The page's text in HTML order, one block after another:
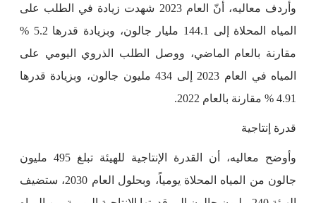
وأردف معاليه، أنّ العام 2023 شهدت زيادة في الطلب على
المياه المحلاة إلى 144.1 مليار جالون، وبزيادة قدرها 5.2 %
مقارنة بالعام الماضي، ووصل الطلب الذروي اليومي على
المياه في العام 2023 إلى 434 مليون جالون، وبزيادة قدرها
4.91 % مقارنة بالعام 2022.
قدرة إنتاجية
وأوضح معاليه، أن القدرة الإنتاجية للهيئة تبلغ 495 مليون
جالون من المياه المحلاة يومياً، وبحلول العام 2030، ستضيف